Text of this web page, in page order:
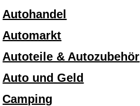
Autohandel
Automarkt
Autoteile & Autozubehör
Auto und Geld
Camping